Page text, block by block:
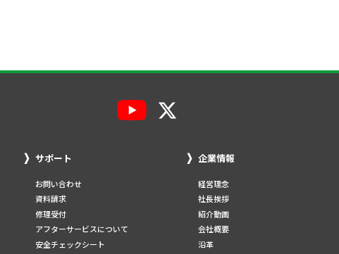
サポート
お問い合わせ
資料請求
修理受付
アフターサービスについて
安全チェックシート
企業情報
経営理念
社長挨拶
紹介動画
会社概要
沿革